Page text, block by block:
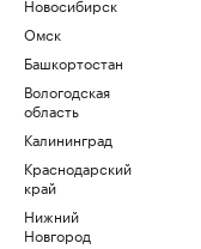
Омск
Башкортостан
Вологодская
область
Калининград
Краснодарский
край
Нижний
Новгород